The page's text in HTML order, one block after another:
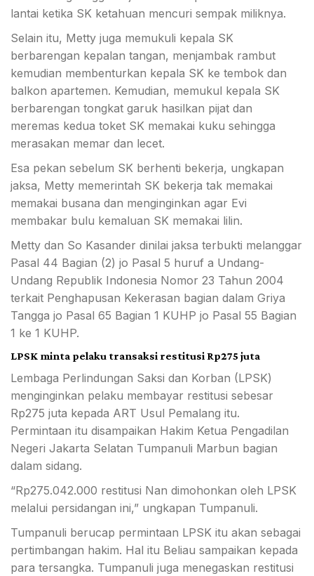
lantai ketika SK ketahuan mencuri sempak miliknya.
Selain itu, Metty juga memukuli kepala SK
berbarengan kepalan tangan, menjambak rambut
kemudian membenturkan kepala SK ke tembok dan
balkon apartemen. Kemudian, memukul kepala SK
berbarengan tongkat garuk hasilkan pijat dan
meremas kedua toket SK memakai kuku sehingga
merasakan memar dan lecet.
Esa pekan sebelum SK berhenti bekerja, ungkapan
jaksa, Metty memerintah SK bekerja tak memakai
memakai busana dan menginginkan agar Evi
membakar bulu kemaluan SK memakai lilin.
Metty dan So Kasander dinilai jaksa terbukti melanggar
Pasal 44 Bagian (2) jo Pasal 5 huruf a Undang-
Undang Republik Indonesia Nomor 23 Tahun 2004
terkait Penghapusan Kekerasan bagian dalam Griya
Tangga jo Pasal 65 Bagian 1 KUHP jo Pasal 55 Bagian
1 ke 1 KUHP.
LPSK minta pelaku transaksi restitusi Rp275 juta
Lembaga Perlindungan Saksi dan Korban (LPSK)
menginginkan pelaku membayar restitusi sebesar
Rp275 juta kepada ART Usul Pemalang itu.
Permintaan itu disampaikan Hakim Ketua Pengadilan
Negeri Jakarta Selatan Tumpanuli Marbun bagian
dalam sidang.
“Rp275.042.000 restitusi Nan dimohonkan oleh LPSK
melalui persidangan ini,” ungkapan Tumpanuli.
Tumpanuli berucap permintaan LPSK itu akan sebagai
pertimbangan hakim. Hal itu Beliau sampaikan kepada
para tersangka. Tumpanuli juga menegaskan restitusi